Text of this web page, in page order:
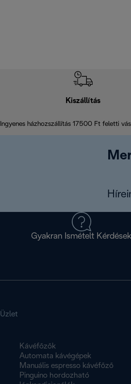
Kiszállítás
Ingyenes házhozszállítás 17500 Ft feletti
Gyakran Ismételt Kérdések
Üzlet
Kávéfőzők
Automata kávégépek
Manuális espresso kávéfőző
Pinguino hordozható